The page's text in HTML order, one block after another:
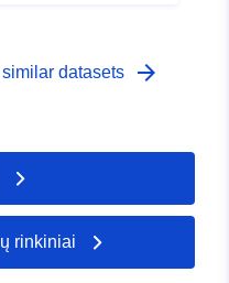
vietos planavimo
datasets arrow_forward
rinkiniai